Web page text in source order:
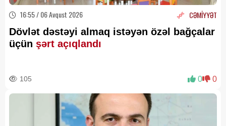
16:55 / 06 Avqust 2026 CƏMİYYƏT
Dövlət dəstəyi almaq istəyən özəl bağçalar
üçün şərt açıqlandı
105 0 0